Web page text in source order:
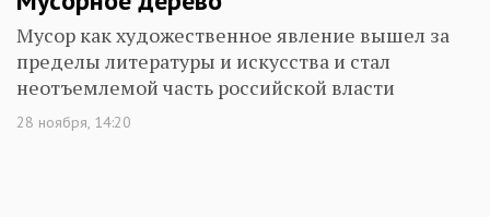
Мусор как художественное явление вышел за
пределы литературы и искусства и стал
неотъемлемой часть российской власти
28 ноября, 14:20